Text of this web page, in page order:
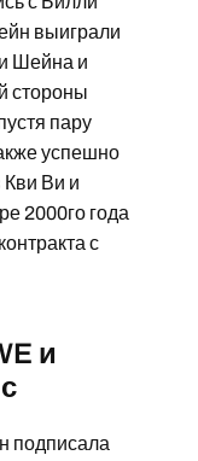
выиграли
Шейна и
стороны
пару
успешно
Кви Ви и
2000го года
с
и
подписала